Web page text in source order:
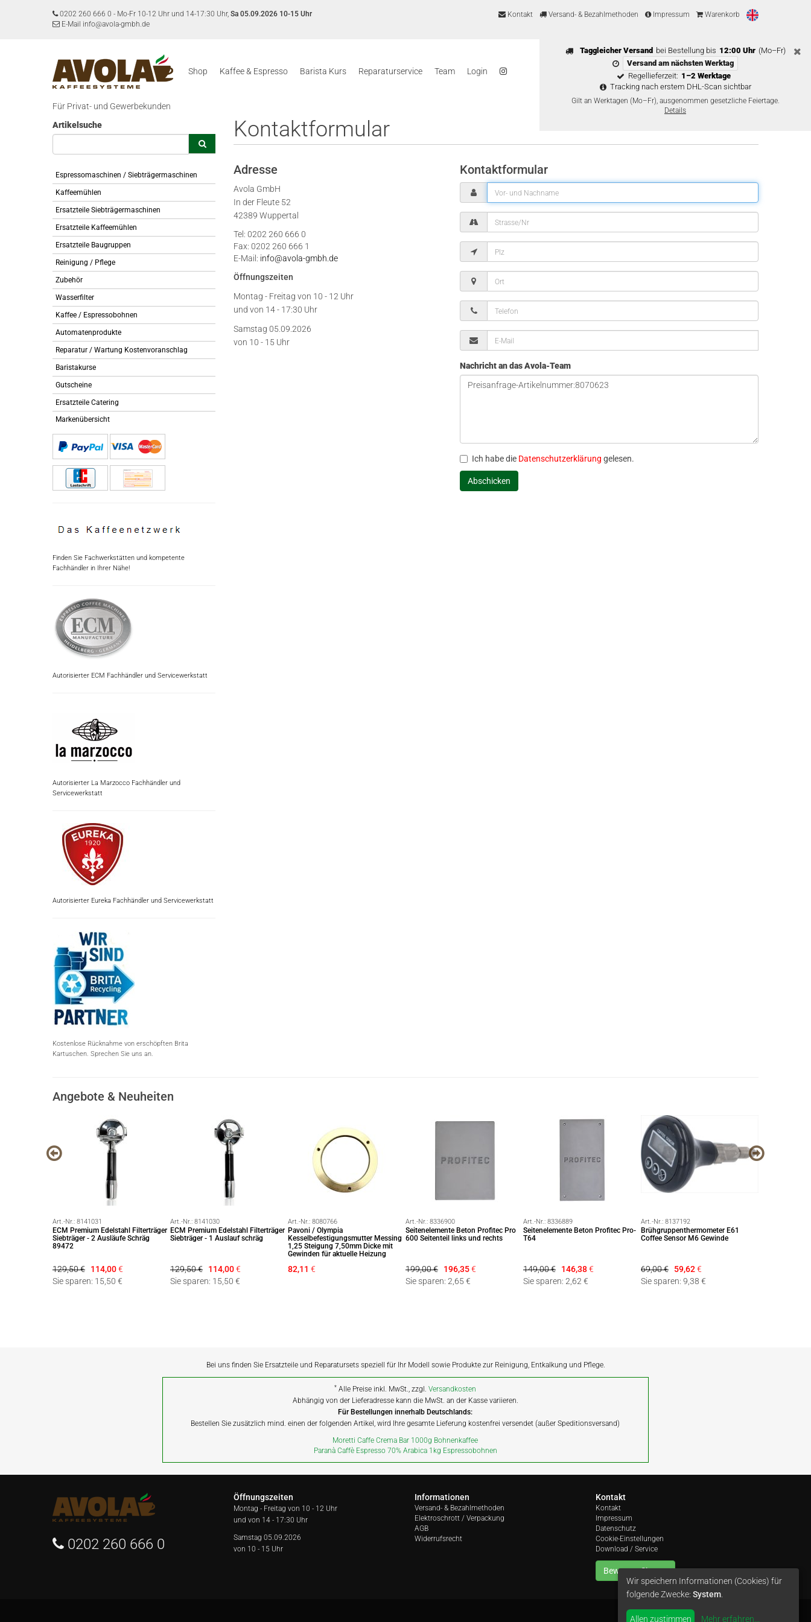
0202 260 666 0 - Mo-Fr 10-12 Uhr und 14-17:30 Uhr, Sa 05.09.2026 10-15 Uhr
E-Mail info@avola-gmbh.de
Kontakt Versand- & Bezahlmethoden Impressum Warenkorb
Taggleicher Versand bei Bestellung bis 12:00 Uhr (Mo–Fr)
Versand am nächsten Werktag
Regellieferzeit: 1–2 Werktage
Tracking nach erstem DHL-Scan sichtbar
Gilt an Werktagen (Mo–Fr), ausgenommen gesetzliche Feiertage.
Details
Shop Kaffee & Espresso Barista Kurs Reparaturservice Team Login
Für Privat- und Gewerbekunden
Artikelsuche
Espressomaschinen / Siebträgermaschinen
Kaffeemühlen
Ersatzteile Siebträgermaschinen
Ersatzteile Kaffeemühlen
Ersatzteile Baugruppen
Reinigung / Pflege
Zubehör
Wasserfilter
Kaffee / Espressobohnen
Automatenprodukte
Reparatur / Wartung Kostenvoranschlag
Baristakurse
Gutscheine
Ersatzteile Catering
Markenübersicht
Finden Sie Fachwerkstätten und kompetente
Fachhändler in Ihrer Nähe!
Autorisierter ECM Fachhändler und Servicewerkstatt
Autorisierter La Marzocco Fachhändler und
Servicewerkstatt
Autorisierter Eureka Fachhändler und Servicewerkstatt
Kostenlose Rücknahme von erschöpften Brita
Kartuschen. Sprechen Sie uns an.
Kontaktformular
Adresse
Avola GmbH
In der Fleute 52
42389 Wuppertal
Tel: 0202 260 666 0
Fax: 0202 260 666 1
E-Mail: info@avola-gmbh.de
Öffnungszeiten
Montag - Freitag von 10 - 12 Uhr
und von 14 - 17:30 Uhr
Samstag 05.09.2026
von 10 - 15 Uhr
Kontaktformular
Nachricht an das Avola-Team
Ich habe die Datenschutzerklärung gelesen.
Angebote & Neuheiten
Art.-Nr.: 8141031
ECM Premium Edelstahl Filterträger
Siebträger - 2 Ausläufe Schräg
89472
129,50 € 114,00€
Sie sparen: 15,50 €
Art.-Nr.: 8141030
ECM Premium Edelstahl Filterträger
Siebträger - 1 Auslauf schräg
129,50 € 114,00€
Sie sparen: 15,50 €
Art.-Nr.: 8080766
Pavoni / Olympia
Kesselbefestigungsmutter Messing
1,25 Steigung 7,50mm Dicke mit
Gewinden für aktuelle Heizung
82,11 €
Art.-Nr.: 8336900
Seitenelemente Beton Profitec Pro
600 Seitenteil links und rechts
199,00 € 196,35€
Sie sparen: 2,65 €
Art.-Nr.: 8336889
Seitenelemente Beton Profitec Pro-
T64
149,00 € 146,38€
Sie sparen: 2,62 €
Art.-Nr.: 8137192
Brühgruppenthermometer E61
Coffee Sensor M6 Gewinde
69,00 € 59,62€
Sie sparen: 9,38 €
Bei uns finden Sie Ersatzteile und Reparatursets speziell für Ihr Modell sowie Produkte zur Reinigung, Entkalkung und Pflege.
* Alle Preise inkl. MwSt., zzgl.Versandkosten
Abhängig von der Lieferadresse kann die MwSt. an der Kasse variieren.
Für Bestellungen innerhalb Deutschlands:
Bestellen Sie zusätzlich mind. einen der folgenden Artikel, wird Ihre gesamte Lieferung kostenfrei versendet (außer Speditionsversand)
Moretti Caffe Crema Bar 1000g Bohnenkaffee
Paranà Caffè Espresso 70% Arabica 1kg Espressobohnen
0202 260 666 0
Öffnungszeiten
Montag - Freitag von 10 - 12 Uhr
und von 14 - 17:30 Uhr
Samstag 05.09.2026
von 10 - 15 Uhr
Informationen
Versand- & Bezahlmethoden
Elektroschrott / Verpackung
AGB
Widerrufsrecht
Kontakt
Kontakt
Impressum
Datenschutz
Cookie-Einstellungen
Download / Service
Bewerten Sie uns
Wir speichern Informationen (Cookies) für
folgende Zwecke: System
Allen zustimmen Mehr erfahren...